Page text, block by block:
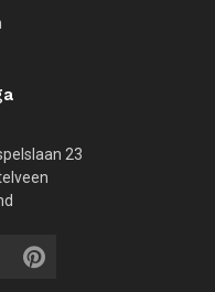
23